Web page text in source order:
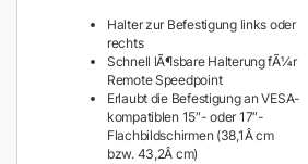
Halter zur Befestigung links oder
rechts
Schnell lÃ¶sbare Halterung fÃ¼r
Remote Speedpoint
Erlaubt die Befestigung an VESA-
kompatiblen 15″- oder 17″-
Flachbildschirmen (38,1Â cm
bzw. 43,2Â cm)